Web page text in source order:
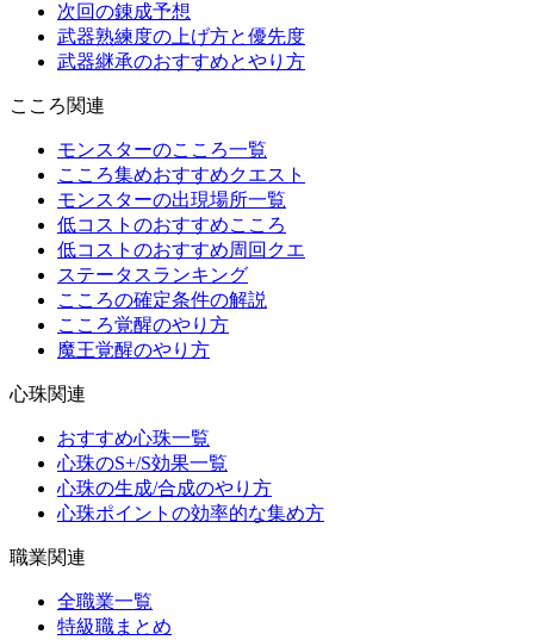
次回の錬成予想
武器熟練度の上げ方と優先度
武器継承のおすすめとやり方
こころ関連
モンスターのこころ一覧
こころ集めおすすめクエスト
モンスターの出現場所一覧
低コストのおすすめこころ
低コストのおすすめ周回クエ
ステータスランキング
こころの確定条件の解説
こころ覚醒のやり方
魔王覚醒のやり方
心珠関連
おすすめ心珠一覧
心珠のS+/S効果一覧
心珠の生成/合成のやり方
心珠ポイントの効率的な集め方
職業関連
全職業一覧
特級職まとめ